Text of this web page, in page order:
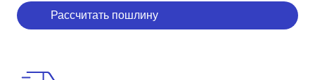
Рассчитать пошлину